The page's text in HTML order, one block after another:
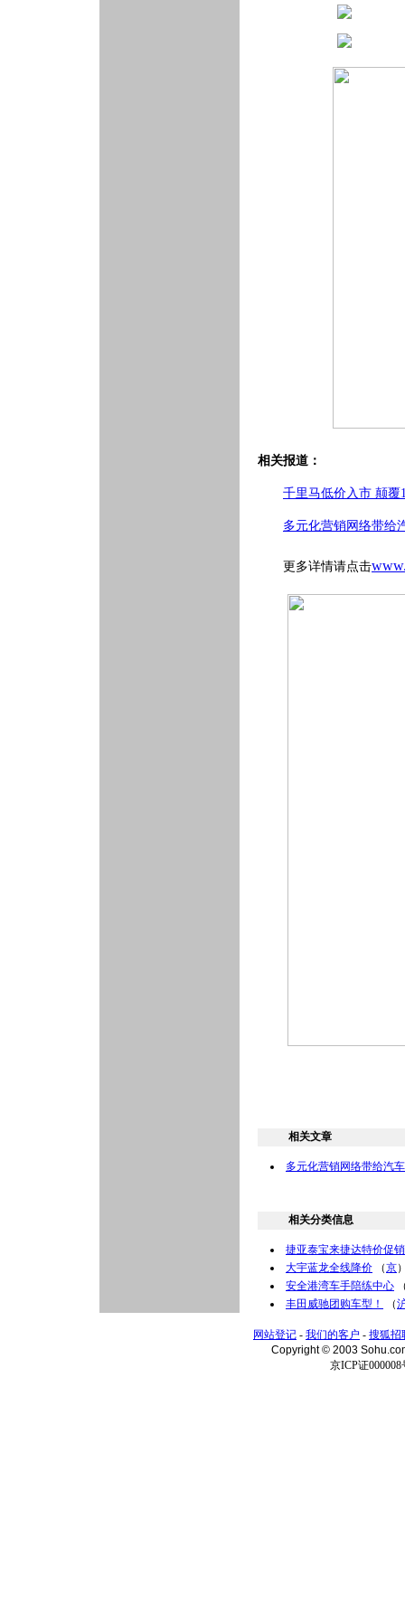
相关报道：
千里马低价入市 颠覆
多元化营销网络带给
更多详情请点击
相关文章
多元化营销网络带给汽
相关分类信息
捷亚泰宝来捷达特价促销
大宇蓝龙全线降价 （京
安全港湾车手陪练中心
丰田威驰团购车型！
（
网站登记 - 我们的客户 - 搜狐招
Copyright © 2003
京ICP证